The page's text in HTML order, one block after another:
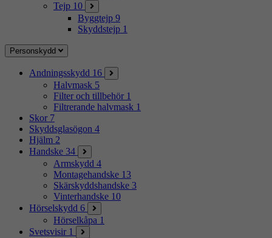
Tejp 10
Byggtejp 9
Skyddstejp 1
Personskydd
Andningsskydd 16
Halvmask 5
Filter och tillbehör 1
Filtrerande halvmask 1
Skor 7
Skyddsglasögon 4
Hjälm 2
Handske 34
Armskydd 4
Montagehandske 13
Skärskyddshandske 3
Vinterhandske 10
Hörselskydd 6
Hörselkåpa 1
Svetsvisir 1